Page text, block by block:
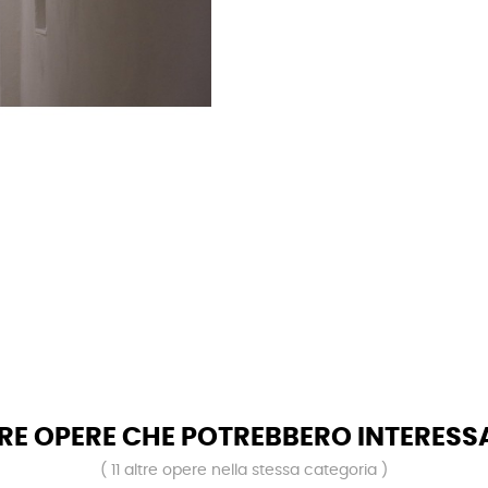
OPERE CHE POTREBBERO
( 11 altre opere nella stessa categoria )